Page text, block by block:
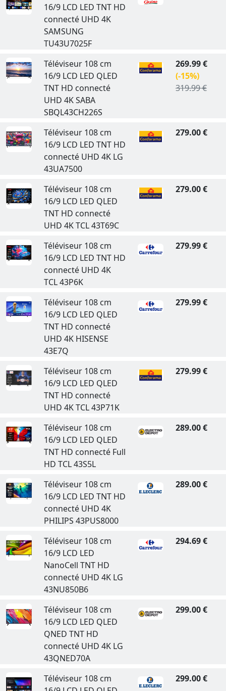
16/9 LCD LED TNT HD
connecté UHD 4K
SAMSUNG
TU43U7025F
Téléviseur 108 cm
16/9 LCD LED QLED
TNT HD connecté
UHD 4K SABA
SBQL43CH226S
269.99 €
(-15%)
319.99 €
Téléviseur 108 cm
16/9 LCD LED TNT HD
connecté UHD 4K LG
43UA7500
279.00 €
Téléviseur 108 cm
16/9 LCD LED QLED
TNT HD connecté
UHD 4K TCL 43T69C
279.00 €
Téléviseur 108 cm
16/9 LCD LED TNT HD
connecté UHD 4K
TCL 43P6K
279.99 €
Téléviseur 108 cm
16/9 LCD LED QLED
TNT HD connecté
UHD 4K HISENSE
43E7Q
279.99 €
Téléviseur 108 cm
16/9 LCD LED QLED
TNT HD connecté
UHD 4K TCL 43P71K
279.99 €
Téléviseur 108 cm
16/9 LCD LED QLED
TNT HD connecté Full
HD TCL 43S5L
289.00 €
Téléviseur 108 cm
16/9 LCD LED TNT HD
connecté UHD 4K
PHILIPS 43PUS8000
289.00 €
Téléviseur 108 cm
16/9 LCD LED
NanoCell TNT HD
connecté UHD 4K LG
43NU850B6
294.69 €
Téléviseur 108 cm
16/9 LCD LED QLED
QNED TNT HD
connecté UHD 4K LG
43QNED70A
299.00 €
Téléviseur 108 cm
299.00 €